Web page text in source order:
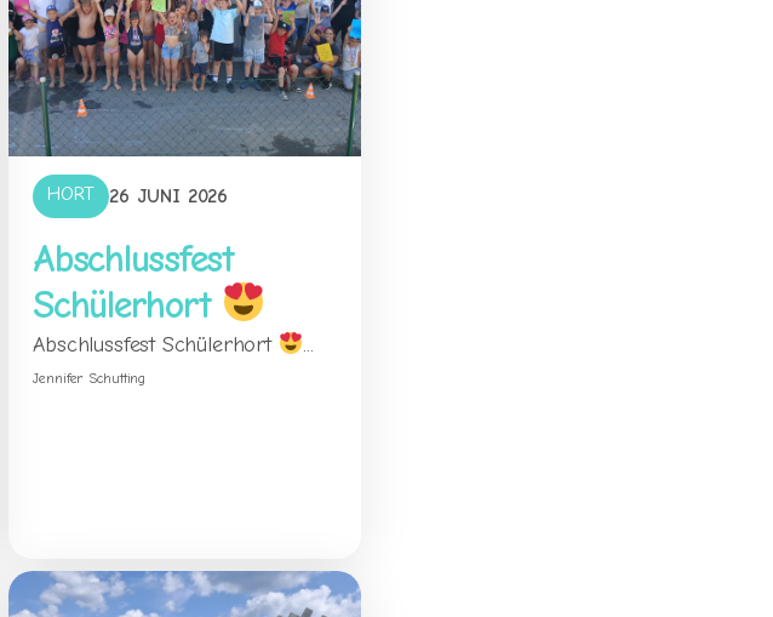
HORT 26 JUNI 2026
Abschlussfest
Schülerhort
Abschlussfest Schülerhort ...
Jennifer Schutting